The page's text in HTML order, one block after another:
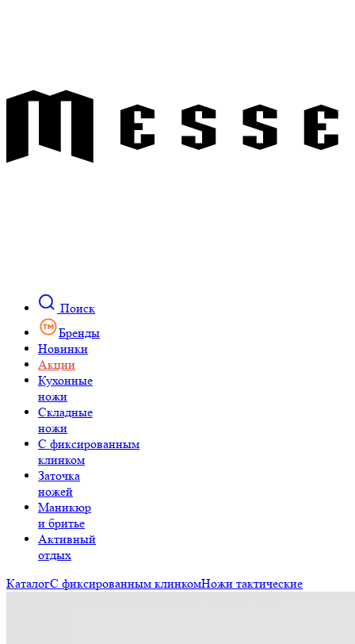
Поиск
Бренды
Новинки
Акции
Кухонные
ножи
Складные
ножи
C фиксированным
клинком
Заточка
ножей
Маникюр
и бритье
Активный
отдых
КаталогС фиксированным клинкомНожи тактические